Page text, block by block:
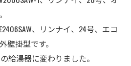
、リンナイ、24号、エコ
壁掛型です。
給湯器に変わりました。